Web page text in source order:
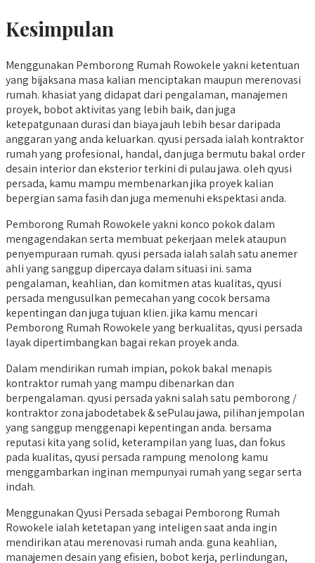
Kesimpulan
Menggunakan Pemborong Rumah Rowokele yakni ketentuan
yang bijaksana masa kalian menciptakan maupun merenovasi
rumah. khasiat yang didapat dari pengalaman, manajemen
proyek, bobot aktivitas yang lebih baik, dan juga
ketepatgunaan durasi dan biaya jauh lebih besar daripada
anggaran yang anda keluarkan. qyusi persada ialah kontraktor
rumah yang profesional, handal, dan juga bermutu bakal order
desain interior dan eksterior terkini di pulau jawa. oleh qyusi
persada, kamu mampu membenarkan jika proyek kalian
bepergian sama fasih dan juga memenuhi ekspektasi anda.
Pemborong Rumah Rowokele yakni konco pokok dalam
mengagendakan serta membuat pekerjaan melek ataupun
penyempuraan rumah. qyusi persada ialah salah satu anemer
ahli yang sanggup dipercaya dalam situasi ini. sama
pengalaman, keahlian, dan komitmen atas kualitas, qyusi
persada mengusulkan pemecahan yang cocok bersama
kepentingan dan juga tujuan klien. jika kamu mencari
Pemborong Rumah Rowokele yang berkualitas, qyusi persada
layak dipertimbangkan bagai rekan proyek anda.
Dalam mendirikan rumah impian, pokok bakal menapis
kontraktor rumah yang mampu dibenarkan dan
berpengalaman. qyusi persada yakni salah satu pemborong /
kontraktor zona jabodetabek & sePulau jawa, pilihan jempolan
yang sanggup menggenapi kepentingan anda. bersama
reputasi kita yang solid, keterampilan yang luas, dan fokus
pada kualitas, qyusi persada rampung menolong kamu
menggambarkan inginan mempunyai rumah yang segar serta
indah.
Menggunakan Qyusi Persada sebagai Pemborong Rumah
Rowokele ialah ketetapan yang inteligen saat anda ingin
mendirikan atau merenovasi rumah anda. guna keahlian,
manajemen desain yang efisien, bobot kerja, perlindungan,